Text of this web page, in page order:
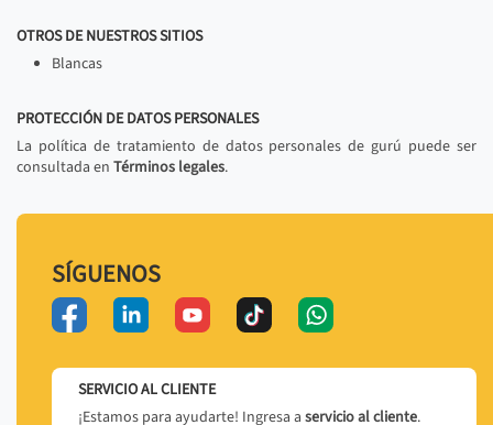
OTROS DE NUESTROS SITIOS
Blancas
PROTECCIÓN DE DATOS PERSONALES
La política de tratamiento de datos personales de gurú puede ser
consultada en Términos legales.
SÍGUENOS
SERVICIO AL CLIENTE
¡Estamos para ayudarte! Ingresa a servicio al cliente.